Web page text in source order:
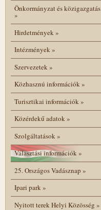
Önkormányzat és közigazgatás
»
Hirdetmények»
Intézmények»
Szervezetek»
Közhasznú információk»
Turisztikai információk»
Közérdekű adatok»
Szolgáltatások»
Választási információk»
25. Országos Vadásznap »
Ipari park»
Nyitott terek Helyi Közösség »